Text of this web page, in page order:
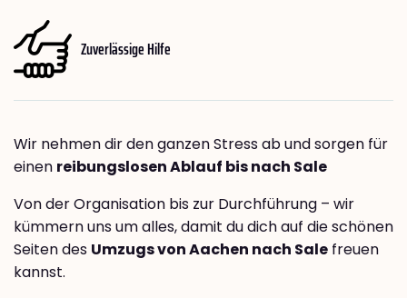
Zuverlässige Hilfe
Wir nehmen dir den ganzen Stress ab und sorgen für
einen reibungslosen Ablauf bis nach Sale
Von der Organisation bis zur Durchführung – wir
kümmern uns um alles, damit du dich auf die schönen
Seiten des Umzugs von Aachen nach Sale freuen
kannst.